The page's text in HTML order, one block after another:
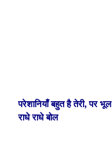
परेशानियाँ बहुत है तेरी, पर
राधे राधे बोल